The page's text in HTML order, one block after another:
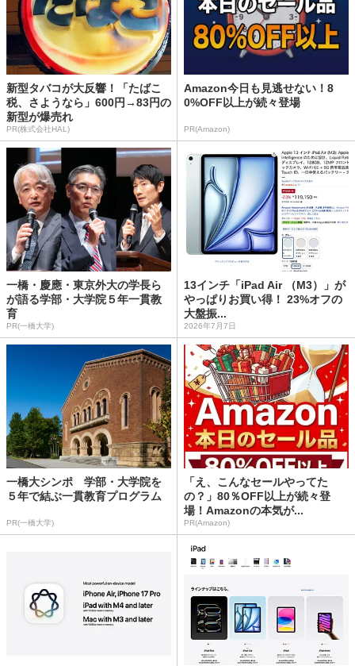
新型タバコが大反響！「たばこ
税、さようなら」600円→83円の
新型が爆売れ
PR(株式会社HAL)
Amazon今日も見逃せない！8
0%OFF以上が続々登場
PR(Amazon)
一橋・慶應・東京外大の学長ら
が語る学部・大学院５年一貫教
育
PR(一橋大学)
13インチ「iPad Air （M3）」が
やっぱりお買い得！ 23%オフの
大盤振...
2026年7月7日
一橋大シンポ 学部・大学院を
５年で結ぶ一貫教育プログラム
PR(一橋大学)
「え、こんなセールやってた
の？」80％OFF以上が続々登
場！Amazonの本気が...
PR(Amazon)